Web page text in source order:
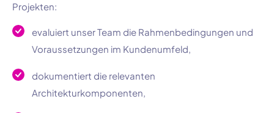
Projekten:
evaluiert unser Team die Rahmenbedingungen und
Voraussetzungen im Kundenumfeld,
dokumentiert die relevanten
Architekturkomponenten,